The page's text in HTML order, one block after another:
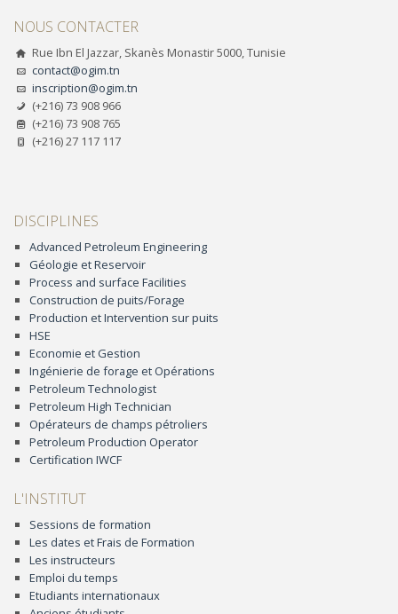
NOUS CONTACTER
Rue Ibn El Jazzar, Skanès Monastir 5000, Tunisie
contact@ogim.tn
inscription@ogim.tn
(+216) 73 908 966
(+216) 73 908 765
(+216) 27 117 117
DISCIPLINES
Advanced Petroleum Engineering
Géologie et Reservoir
Process and surface Facilities
Construction de puits/Forage
Production et Intervention sur puits
HSE
Economie et Gestion
Ingénierie de forage et Opérations
Petroleum Technologist
Petroleum High Technician
Opérateurs de champs pétroliers
Petroleum Production Operator
Certification IWCF
L'INSTITUT
Sessions de formation
Les dates et Frais de Formation
Les instructeurs
Emploi du temps
Etudiants internationaux